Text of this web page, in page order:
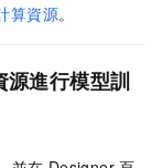
算資源。
源進行模型訓